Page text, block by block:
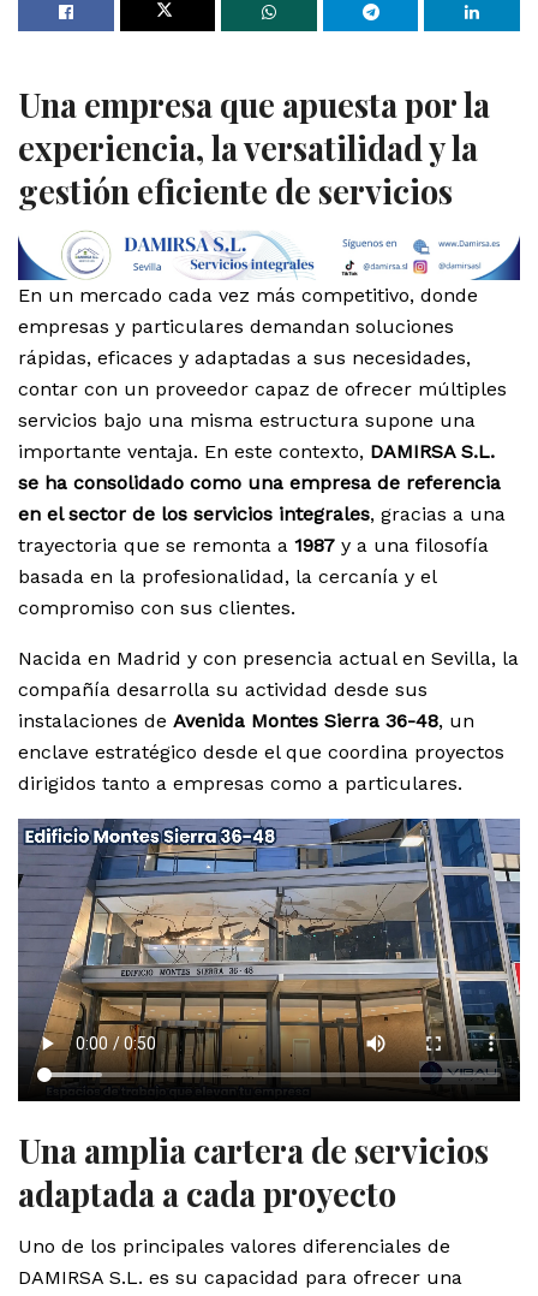
Una empresa que apuesta por la
experiencia, la versatilidad y la
gestión eficiente de servicios
En un mercado cada vez más competitivo, donde
empresas y particulares demandan soluciones
rápidas, eficaces y adaptadas a sus necesidades,
contar con un proveedor capaz de ofrecer múltiples
servicios bajo una misma estructura supone una
importante ventaja. En este contexto, DAMIRSA S.L.
se ha consolidado como una empresa de referencia
en el sector de los servicios integrales, gracias a una
trayectoria que se remonta a 1987 y a una filosofía
basada en la profesionalidad, la cercanía y el
compromiso con sus clientes.
Nacida en Madrid y con presencia actual en Sevilla, la
compañía desarrolla su actividad desde sus
instalaciones de Avenida Montes Sierra 36-48, un
enclave estratégico desde el que coordina proyectos
dirigidos tanto a empresas como a particulares.
Una amplia cartera de servicios
adaptada a cada proyecto
Uno de los principales valores diferenciales de
DAMIRSA S.L. es su capacidad para ofrecer una